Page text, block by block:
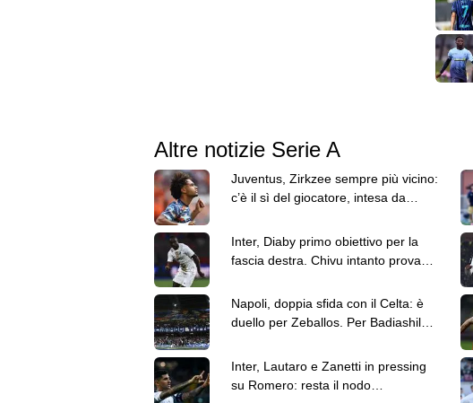
Altre notizie Serie A
Juventus, Zirkzee sempre più vicino:
c’è il sì del giocatore, intesa da
Inter, Diaby primo obiettivo per la
fascia destra. Chivu intanto prova
Napoli, doppia sfida con il Celta: è
duello per Zeballos. Per Badiashile
Inter, Lautaro e Zanetti in pressing
su Romero: resta il nodo